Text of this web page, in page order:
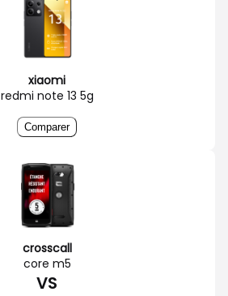
xiaomi
redmi note 13 5g
Comparer
crosscall
core m5
VS